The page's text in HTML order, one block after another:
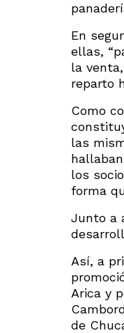
En
ellas,
la
reparto
Como
las
los
forma
Junto a
Así, a
Arica y
de